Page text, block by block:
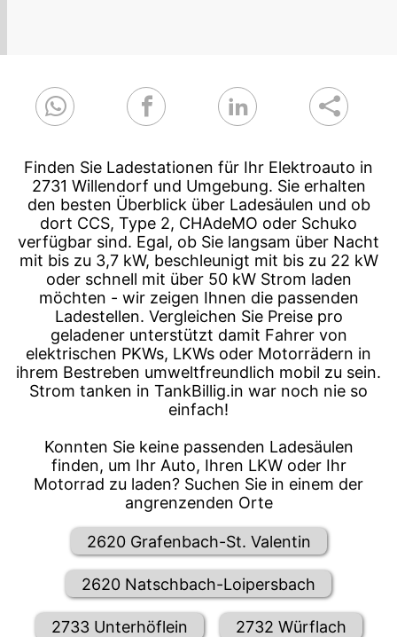
Finden Sie Ladestationen für Ihr Elektroauto in
2731 Willendorf und Umgebung. Sie erhalten
den besten Überblick über Ladesäulen und ob
dort CCS, Type 2, CHAdeMO oder Schuko
verfügbar sind. Egal, ob Sie langsam über Nacht
mit bis zu 3,7 kW, beschleunigt mit bis zu 22 kW
oder schnell mit über 50 kW Strom laden
möchten - wir zeigen Ihnen die passenden
Ladestellen. Vergleichen Sie Preise pro
geladener unterstützt damit Fahrer von
elektrischen PKWs, LKWs oder Motorrädern in
ihrem Bestreben umweltfreundlich mobil zu sein.
Strom tanken in TankBillig.in war noch nie so
einfach!
Konnten Sie keine passenden Ladesäulen
finden, um Ihr Auto, Ihren LKW oder Ihr
Motorrad zu laden? Suchen Sie in einem der
angrenzenden Orte
2620 Grafenbach-St. Valentin
2620 Natschbach-Loipersbach
2733 Unterhöflein 2732 Würflach